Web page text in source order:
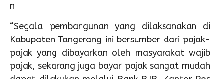
n
“Segala pembangunan yang dilaksanakan di
Kabupaten Tangerang ini bersumber dari pajak-
pajak yang dibayarkan oleh masyarakat wajib
pajak, sekarang juga bayar pajak sangat mudah